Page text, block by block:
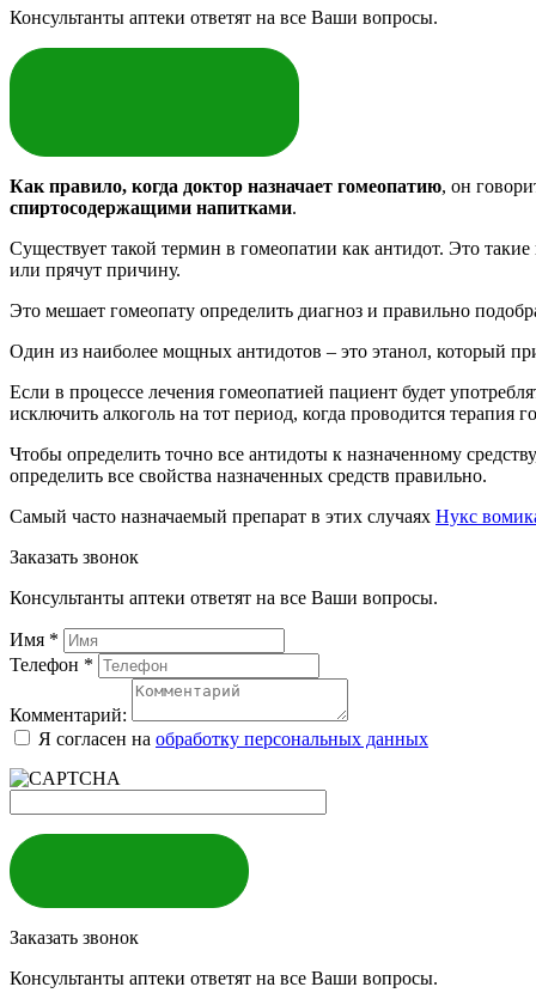
Консультанты аптеки ответят на все Ваши вопросы.
Как правило, когда доктор назначает гомеопатию, он
спиртосодержащими напитками.
Существует такой термин в гомеопатии как антидот. Это
или прячут причину.
Это мешает гомеопату определить диагноз и правильно
Один из наиболее мощных антидотов – это этанол, который
Если в процессе лечения гомеопатией пациент будет
исключить алкоголь на тот период, когда проводится терапия
Чтобы определить точно все антидоты к назначенному
определить все свойства назначенных средств правильно.
Самый часто назначаемый препарат в этих случаях Нукс
Заказать звонок
Консультанты аптеки ответят на все Ваши вопросы.
Имя *
Телефон *
Комментарий:
Я согласен на обработку персональных данных
Заказать звонок
Консультанты аптеки ответят на все Ваши вопросы.